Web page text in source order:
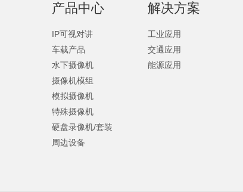
产品中心
IP可视对讲
车载产品
水下摄像机
摄像机模组
模拟摄像机
特殊摄像机
硬盘录像机/套装
周边设备
解决方案
工业应用
交通应用
能源应用